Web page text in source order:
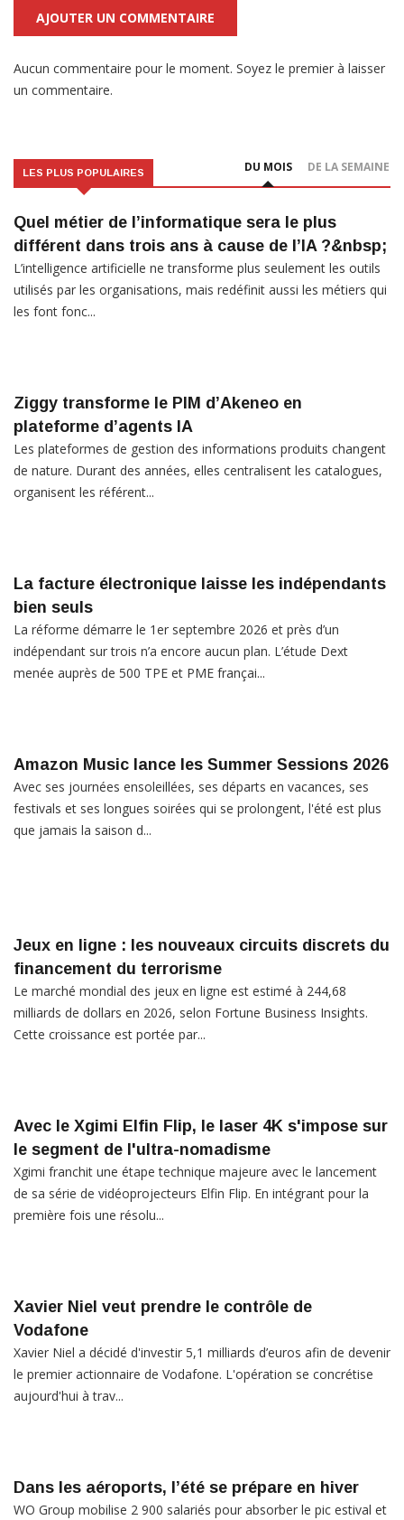
AJOUTER UN COMMENTAIRE
Aucun commentaire pour le moment. Soyez le premier à laisser
un commentaire.
LES PLUS POPULAIRES DU MOIS DE LA SEMAINE
Quel métier de l’informatique sera le plus
différent dans trois ans à cause de l’IA ?&nbsp;
L’intelligence artificielle ne transforme plus seulement les outils
utilisés par les organisations, mais redéfinit aussi les métiers qui
les font fonc...
Ziggy transforme le PIM d’Akeneo en
plateforme d’agents IA
Les plateformes de gestion des informations produits changent
de nature. Durant des années, elles centralisent les catalogues,
organisent les référent...
La facture électronique laisse les indépendants
bien seuls
La réforme démarre le 1er septembre 2026 et près d’un
indépendant sur trois n’a encore aucun plan. L’étude Dext
menée auprès de 500 TPE et PME françai...
Amazon Music lance les Summer Sessions 2026
Avec ses journées ensoleillées, ses départs en vacances, ses
festivals et ses longues soirées qui se prolongent, l'été est plus
que jamais la saison d...
Jeux en ligne : les nouveaux circuits discrets du
financement du terrorisme
Le marché mondial des jeux en ligne est estimé à 244,68
milliards de dollars en 2026, selon Fortune Business Insights.
Cette croissance est portée par...
Avec le Xgimi Elfin Flip, le laser 4K s'impose sur
le segment de l'ultra-nomadisme
Xgimi franchit une étape technique majeure avec le lancement
de sa série de vidéoprojecteurs Elfin Flip. En intégrant pour la
première fois une résolu...
Xavier Niel veut prendre le contrôle de
Vodafone
Xavier Niel a décidé d'investir 5,1 milliards d’euros afin de devenir
le premier actionnaire de Vodafone. L'opération se concrétise
aujourd'hui à trav...
Dans les aéroports, l’été se prépare en hiver
WO Group mobilise 2 900 salariés pour absorber le pic estival et